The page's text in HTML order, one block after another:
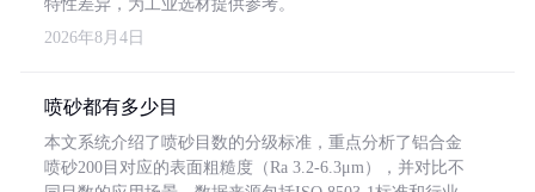
特性差异，为工业选材提供参考。
2026年8月4日
喷砂都有多少目
本文系统介绍了喷砂目数的分级标准，重点分析了铝合金
喷砂200目对应的表面粗糙度（Ra 3.2-6.3μm），并对比不